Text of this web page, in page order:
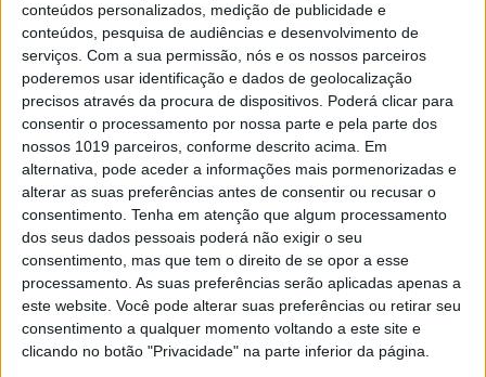
conteúdos personalizados, medição de publicidade e
conteúdos, pesquisa de audiências e desenvolvimento de
serviços. Com a sua permissão, nós e os nossos parceiros
poderemos usar identificação e dados de geolocalização
precisos através da procura de dispositivos. Poderá clicar para
consentir o processamento por nossa parte e pela parte dos
nossos 1019 parceiros, conforme descrito acima. Em
alternativa, pode aceder a informações mais pormenorizadas e
alterar as suas preferências antes de consentir ou recusar o
consentimento. Tenha em atenção que algum processamento
dos seus dados pessoais poderá não exigir o seu
consentimento, mas que tem o direito de se opor a esse
processamento. As suas preferências serão aplicadas apenas a
este website. Você pode alterar suas preferências ou retirar seu
consentimento a qualquer momento voltando a este site e
clicando no botão "Privacidade" na parte inferior da página.
Só para se ter uma ideia do domínio do piloto
da KTM na prova romena, “Mani” venceu com
27 minutos de vantagem…
minutos!!!
Continuar a ler
Alfredo Gomez
Billy Bolt
Campeonato Mundial Hard Enduro
Graham Jarvis
Hard Enduro
Manuel Lettenbichler